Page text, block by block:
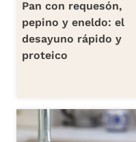
Pan con requesón,
pepino y eneldo: el
desayuno rápido y
proteico